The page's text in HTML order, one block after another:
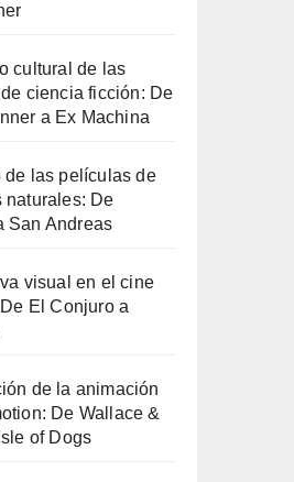
cultural de las
ciencia ficción: De
a Ex Machina
de las películas de
naturales: De
San Andreas
visual en el cine
El Conjuro a
de la animación
De Wallace &
of Dogs